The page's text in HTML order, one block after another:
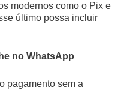
modernos como o Pix e
último possa incluir
no WhatsApp
pagamento sem a